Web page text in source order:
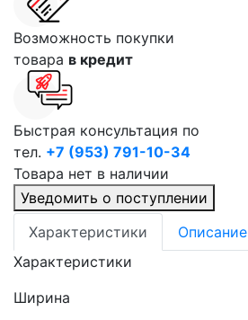
Возможность покупки
товара в кредит
Быстрая консультация по
тел. +7 (953) 791-10-34
Товара нет в наличии
Уведомить о поступлении
Характеристики
Описание
Характеристики
Ширина